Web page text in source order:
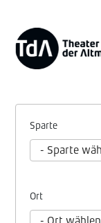
Sparte
Ort